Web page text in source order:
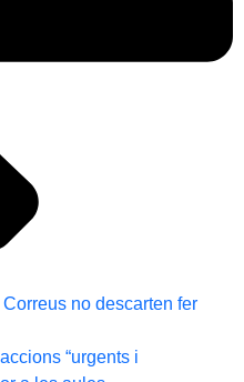
no descarten fer
“urgents i